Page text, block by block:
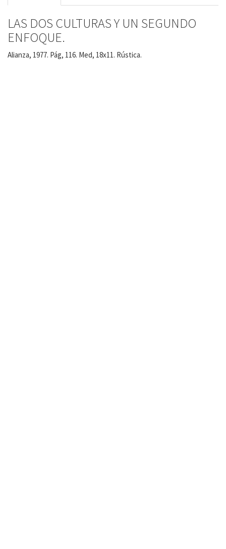
LAS DOS CULTURAS Y UN SEGUNDO
ENFOQUE.
Alianza, 1977. Pág, 116. Med, 18x11. Rústica.